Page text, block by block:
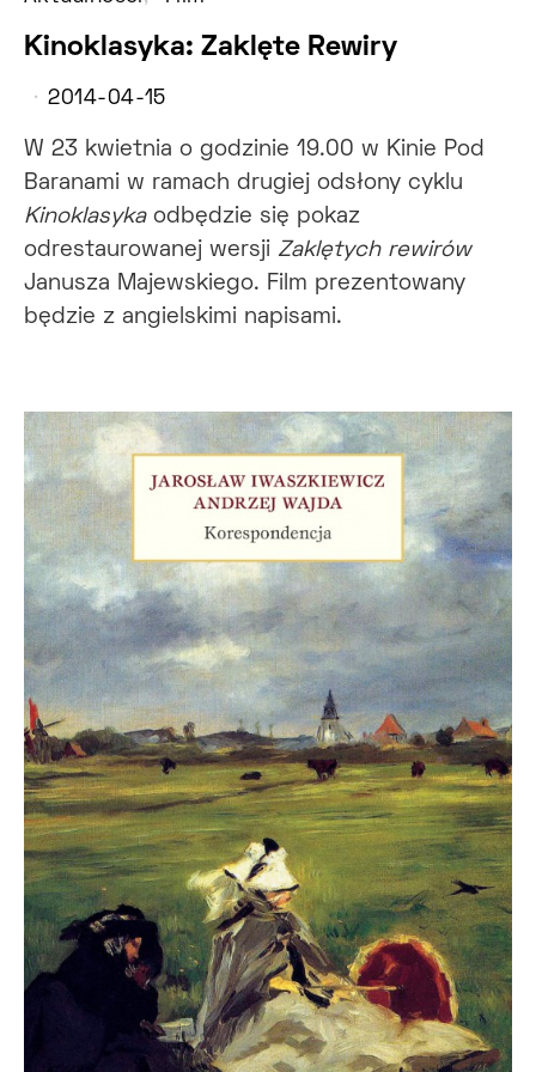
Kinoklasyka: Zaklęte Rewiry
2014-04-15
W 23 kwietnia o godzinie 19.00 w Kinie Pod
Baranami w ramach drugiej odsłony cyklu
Kinoklasykaodbędzie się pokaz
odrestaurowanej wersji Zaklętych rewirów
Janusza Majewskiego. Film prezentowany
będzie z angielskimi napisami.